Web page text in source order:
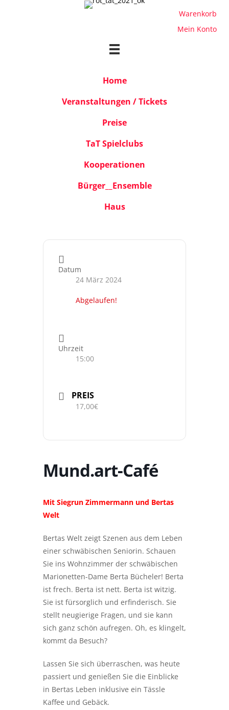
Warenkorb
Mein Konto
Home
Veranstaltungen / Tickets
Preise
TaT Spielclubs
Kooperationen
Bürger__Ensemble
Haus
Datum
24 März 2024
Abgelaufen!
Uhrzeit
15:00
PREIS
17,00€
Mund.art-Café
Mit Siegrun Zimmermann und Bertas
Welt
Bertas Welt zeigt Szenen aus dem Leben
einer schwäbischen Seniorin. Schauen
Sie ins Wohnzimmer der schwäbischen
Marionetten-Dame Berta Bücheler! Berta
ist frech. Berta ist nett. Berta ist witzig.
Sie ist fürsorglich und erfinderisch. Sie
stellt neugierige Fragen, und sie kann
sich ganz schön aufregen. Oh, es klingelt,
kommt da Besuch?
Lassen Sie sich überraschen, was heute
passiert und genießen Sie die Einblicke
in Bertas Leben inklusive ein Tässle
Kaffee und Gebäck.